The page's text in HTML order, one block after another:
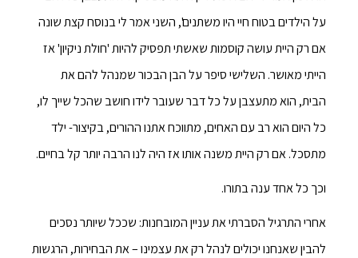
על הילדים בטוח חיי היו משתנים', השני אמר לי בנוסח קצת שונה
אם רק היית עושה קוסמות שאשתי תפסיק להיות 'חולת ניקיון' אז
הייתי מאושר. השלישי סיפר על הבן הבכור שמנהל להם את
הבית, הוא מתעצבן על כל דבר שעובר לידו חושב שהכל שייך לו,
כל היום הוא רב עם האחים, מתווכח אתנו ההורים, בקיצור- ילד
מתסכל. אם רק היית משנה אותו אז היה לנו הרבה יותר קל בחיים.
וכך כל אחד ענה בתורו.
אחרי התרגיל הסברתי את עניין המובחנות: שככל שיותר נסכים
להבין שאנחנו יכולים לנהל רק את עצמינו – את הבחירות, הרגשות